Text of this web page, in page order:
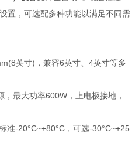
置，可选配多种功能以满足不同需
英寸)，兼容6英寸、4英寸等多
最大功率600W，上电极接地，
准-20°C~+80°C，可选-30°C~+25